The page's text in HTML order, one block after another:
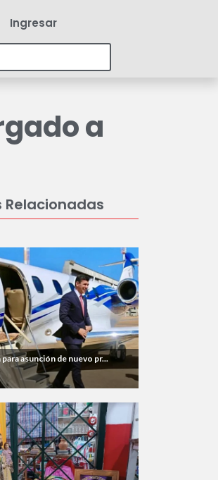
Ingresar
a
Relacionadas
asunción de nuevo pr...